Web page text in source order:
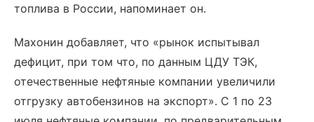
топлива в России, напоминает он.
Махонин добавляет, что «рынок испытывал
дефицит, при том что, по данным ЦДУ ТЭК,
отечественные нефтяные компании увеличили
отгрузку автобензинов на экспорт». С 1 по 23